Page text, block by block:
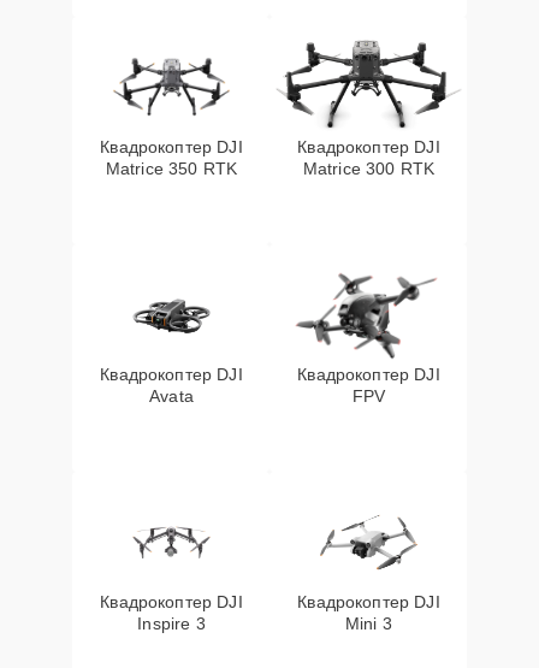
Квадрокоптер DJI
Matrice 350 RTK
Квадрокоптер DJI
Matrice 300 RTK
Квадрокоптер DJI
Avata
Квадрокоптер DJI
FPV
Квадрокоптер DJI
Inspire 3
Квадрокоптер DJI
Mini 3